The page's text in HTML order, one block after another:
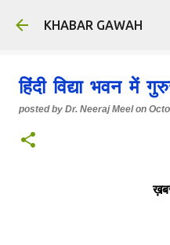
Skip to
KHABAR GAWAH
हिंदी विद्या भवन में
posted by Dr. Neeraj Meel on